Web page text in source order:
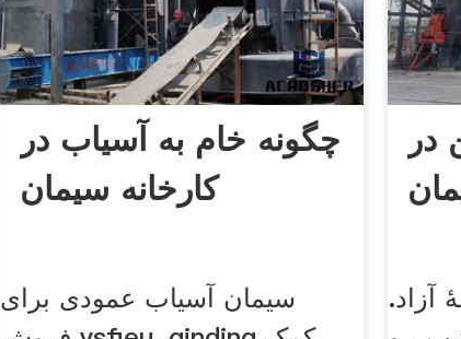
چگونه خام به آسیاب در
کارخانه سیمان
سیمان آسیاب عمودی برای
آزاد.